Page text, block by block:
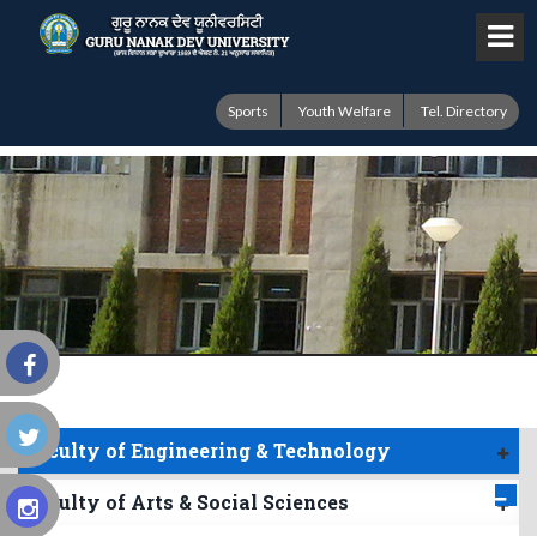
Sports Youth Welfare Tel. Directory
Faculty of Engineering & Technology
Faculty of Arts & Social Sciences